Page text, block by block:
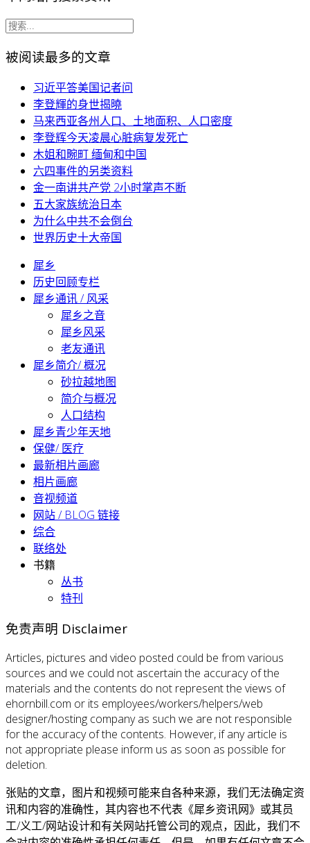
被阅读最多的文章
习近平答美国记者问
李登輝的身世揭曉
马来西亚各州人口、土地面积、人口密度
李登辉今天凌晨心脏病复发死亡
木姐和畹町 缅甸和中国
六四事件的另类资料
金一南讲共产党 2小时掌声不断
五大家族统治日本
为什么中共不会倒台
世界历史十大帝国
犀乡
历史回顾专栏
犀乡通讯 / 风采
犀乡之音
犀乡风采
老友通讯
犀乡简介/ 概况
砂拉越地图
简介与概况
人口结构
犀乡青少年天地
保健/ 医疗
最新相片画廊
相片画廊
音视频道
网站 / BLOG 链接
综合
联络处
书籍
丛书
特刊
免责声明 Disclaimer
Articles, pictures and video posted could be from various
sources and we could not ascertain the accuracy of the
materials and the contents do not represent the views of
ehornbill.com or its employees/workers/helpers/web
designer/hosting company as such we are not responsible
for the accuracy of the contents. However, if any article is
not appropriate please inform us as soon as possible for
deletion.
张贴的文章，图片和视频可能来自各种来源，我们无法确定资
讯和内容的准确性，其内容也不代表《犀乡资讯网》或其员
工/义工/网站设计和有关网站托管公司的观点，因此，我们不